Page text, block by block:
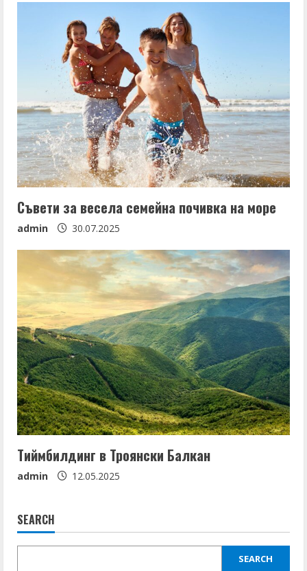
Съвети за весела семейна почивка на море
admin 30.07.2025
Тиймбилдинг в Троянски Балкан
admin 12.05.2025
SEARCH
SEARCH